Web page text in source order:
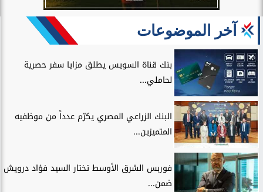
آخر الموضوعات
بنك قناة السويس يطلق مزايا سفر حصرية
لحاملي...
البنك الزراعي المصري يكرّم عدداً من موظفيه
المتميزين...
فوربس الشرق الأوسط تختار السيد فؤاد درويش
ضمن...